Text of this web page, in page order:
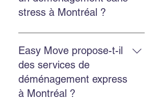
stress à Montréal ?
Planifiez à l’avance, obtenez une
soumission gratuite, choisissez
une équipe ponctuelle et utilisez
d’entreposage si besoin.
Easy Move propose-t-il
des services de
déménagement express
à Montréal ?